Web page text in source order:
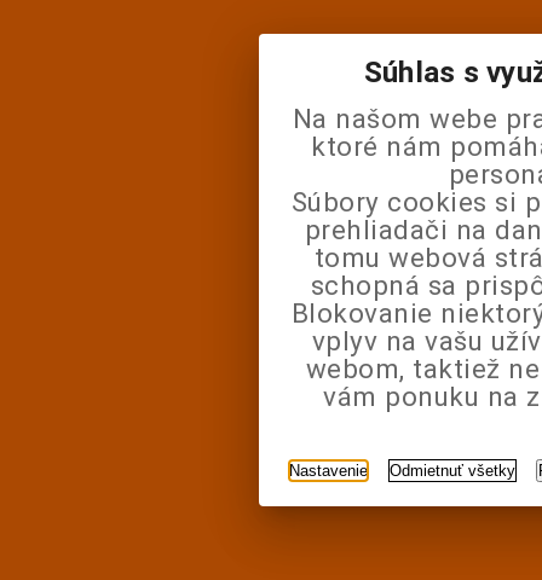
Súhlas s
Na našom webe
ktoré nám
Súbory cookies si
prehliadači na
tomu webová
schopná sa
Blokovanie
vplyv na vašu
webom, taktiež
vám ponuku na
Nastavenie Odmietnuť všetky